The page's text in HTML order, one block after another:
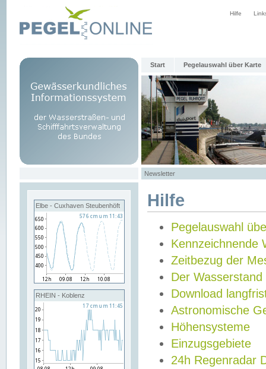
Hilfe
Start Pegelauswahl über Karte
Newsletter
Elbe - Cuxhaven Steubenhöft
RHEIN - Koblenz
Hilfe
Pegelauswahl
Kennzeichnende
Zeitbezug der
Der Wasserstand
Download
Astronomische
Höhensysteme
Einzugsgebiete
24h Regenradar